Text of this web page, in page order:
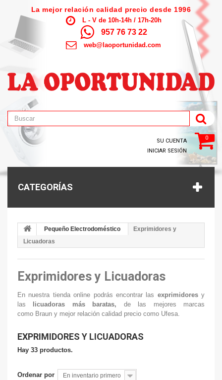
La mejor relación calidad precio desde 1996
L - V de 10h-14h / 17h-20h
957 76 73 22
web@laoportunidad.com
0
SU CUENTA
INICIAR SESIÓN
CATEGORÍAS
Pequeño Electrodoméstico
Exprimidores y
Licuadoras
Exprimidores y Licuadoras
En nuestra tienda online podrás encontrar las exprimidoresy
las licuadoras más baratas, de las mejores marcas
como Braun y mejor relación calidad precio como Ufesa.
EXPRIMIDORES Y LICUADORAS
Hay 33 productos.
Ordenar por En inventario primero